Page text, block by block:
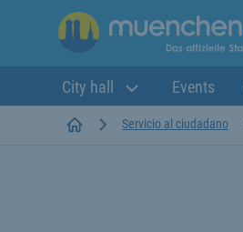
City hall Events
StartseiteServicio al ciudadano